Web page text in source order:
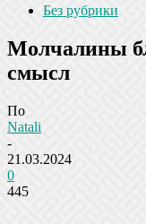
Без рубрики
Молчалины
смысл
По
Natali
-
21.03.2024
0
445